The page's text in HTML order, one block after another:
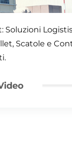
Soluzioni
Scatole e